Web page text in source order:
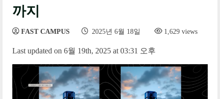
까지
FAST CAMPUS 2025년 6월 18일 1,629 views
Last updated on 6월 19th, 2025 at 03:31 오후